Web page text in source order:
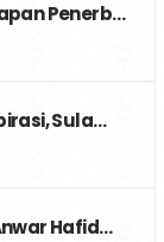
Penerb…
Sula…
Hafid…